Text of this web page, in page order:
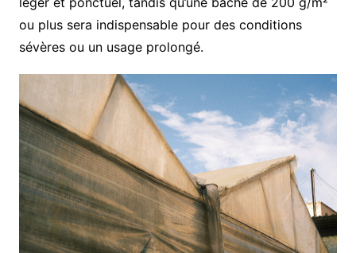
ou plus sera indispensable pour des conditions
sévères ou un usage prolongé.